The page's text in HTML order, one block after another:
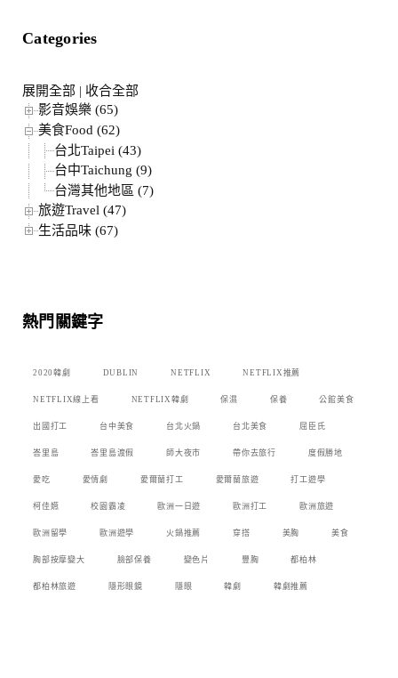
Categories
展開全部 | 收合全部
影音娛樂 (65)
美食Food (62)
台北Taipei (43)
台中Taichung (9)
台灣其他地區 (7)
旅遊Travel (47)
生活品味 (67)
熱門關鍵字
2020韓劇 DUBLIN NETFLIX NETFLIX推薦
NETFLIX線上看 NETFLIX韓劇 保濕 保養 公館美食
出國打工 台中美食 台北火鍋 台北美食 屈臣氏
峇里島 峇里島渡假 師大夜市 帶你去旅行 度假勝地
愛吃 愛情劇 愛爾蘭打工 愛爾蘭旅遊 打工遊學
柯佳嬿 校園霸凌 歐洲一日遊 歐洲打工 歐洲旅遊
歐洲留學 歐洲遊學 火鍋推薦 穿搭 美胸 美食
胸部按摩變大 臉部保養 變色片 豐胸 都柏林
都柏林旅遊 隱形眼鏡 隱眼 韓劇 韓劇推薦